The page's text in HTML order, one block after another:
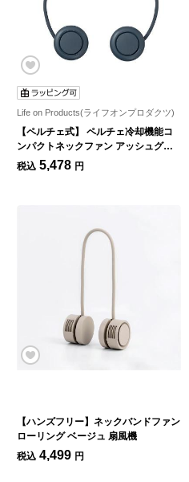
Life on Products(ライフオンプロダクツ)
【ペルチェ式】 ペルチェ冷却機能コ
ンパクトネックファン アッシュグレ
ー 扇風機
税込 5,478 円
【ハンズフリー】ネックバンドファン
ローリング ベージュ 扇風機
税込 4,499 円